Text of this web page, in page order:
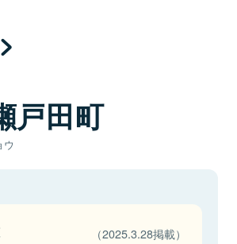
戸田町
ウ
（2025.3.28掲載）